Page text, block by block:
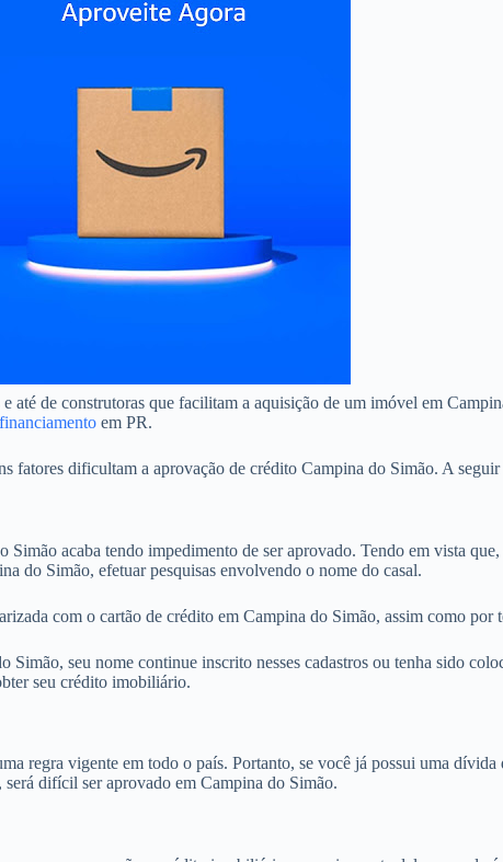
de construtoras que facilitam a aquisição de um imóvel em
financiamento em PR.
fatores dificultam a aprovação de crédito Campina do Simão. A
acaba tendo impedimento de ser aprovado. Tendo em vista que,
do Simão, efetuar pesquisas envolvendo o nome do casal.
com o cartão de crédito em Campina do Simão, assim como
Simão, seu nome continue inscrito nesses cadastros ou tenha sido
seu crédito imobiliário.
regra vigente em todo o país. Portanto, se você já possui uma
difícil ser aprovado em Campina do Simão.